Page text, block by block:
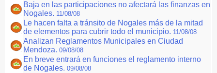
Baja en las participaciones no afectará las finanzas en
Nogales. 11/08/08
Le hacen falta a tránsito de Nogales más de la mitad
de elementos para cubrir todo el municipio. 11/08/08
Analizan Reglamentos Municipales en Ciudad
Mendoza. 09/08/08
En breve entrará en funciones el reglamento interno
de Nogales. 09/08/08